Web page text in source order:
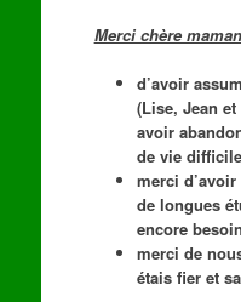
Merci chère maman
d’avoir
(Lise, Jean
avoir
de vie
merci d’avoir
de longues
encore
merci de
étais fier et